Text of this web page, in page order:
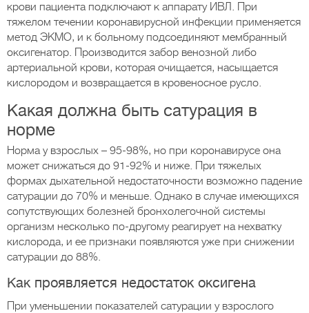
крови пациента подключают к аппарату ИВЛ. При
тяжелом течении коронавирусной инфекции применяется
метод ЭКМО, и к больному подсоединяют мембранный
оксигенатор. Производится забор венозной либо
артериальной крови, которая очищается, насыщается
кислородом и возвращается в кровеносное русло.
Какая должна быть сатурация в
норме
Норма у взрослых – 95-98%, но при коронавирусе она
может снижаться до 91-92% и ниже. При тяжелых
формах дыхательной недостаточности возможно падение
сатурации до 70% и меньше. Однако в случае имеющихся
сопутствующих болезней бронхолегочной системы
организм несколько по-другому реагирует на нехватку
кислорода, и ее признаки появляются уже при снижении
сатурации до 88%.
Как проявляется недостаток оксигена
При уменьшении показателей сатурации у взрослого